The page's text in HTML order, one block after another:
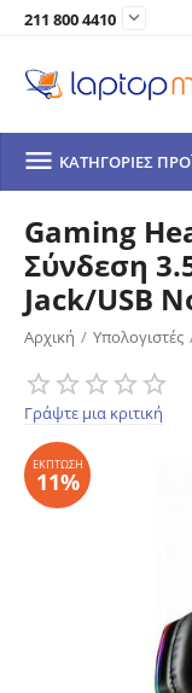
211 800 4410 
 ΚΑΤΗΓΟΡΊΕΣ
Gaming
Σύνδεση
Jack/USB
Αρχική / Υπολογιστές
Γράψτε μια κριτική
ΈΚΠΤΩΣΗ
11%